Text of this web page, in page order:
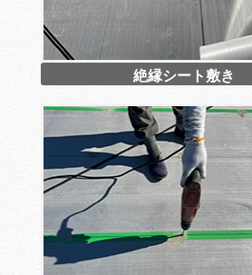
絶縁シート敷き